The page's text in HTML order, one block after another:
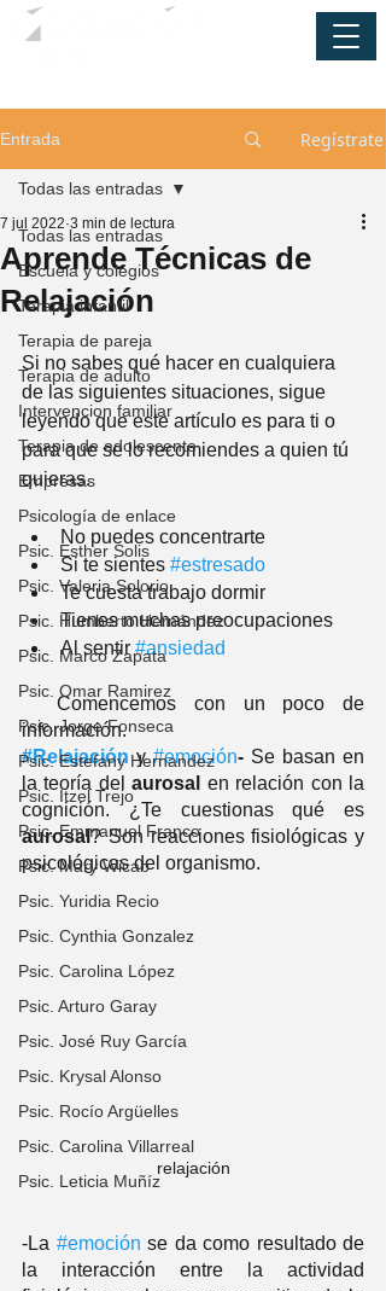
Entrada Regístrate
Todas las entradas
Escuela y colegios
Terapia infantil
Terapia de pareja
Terapia de adulto
Intervencion familiar
Terapia de adolescente
Empresas
Psicología de enlace
Psic. Esther Solis
Psic. Valeria Solorio
Psic. Humberto Hernández
Psic. Marco Zapata
Psic. Omar Ramirez
Psic. Jorge Fonseca
Psic. Estefany Hernandez
Psic. Itzel Trejo
Psic. Emmanuel Franco
Psic. Mary Wicab
Psic. Yuridia Recio
Psic. Cynthia Gonzalez
Psic. Carolina López
Psic. Arturo Garay
Psic. José Ruy García
Psic. Krysal Alonso
Psic. Rocío Argüelles
Psic. Carolina Villarreal
Psic. Leticia Muñíz
Todas las entradas
Aprende Técnicas de
Relajación
7 jul 2022 3 min de lectura
Si no sabes qué hacer en cualquiera
de las siguientes situaciones, sigue
leyendo que este artículo es para ti o
para que se lo recomiendes a quien tú
quieras.
No puedes concentrarte
Si te sientes #estresado
Te cuesta trabajo dormir
Tienes muchas preocupaciones
Al sentir #ansiedad
  Comencemos con un poco de
información.
#Relajación y #emoción- Se basan en
la teoría del aurosal en relación con la
aurosal? Son reacciones fisiológicas y
psicológicas del organismo.
relajación
-La #emoción se da como resultado de
la interacción entre la actividad